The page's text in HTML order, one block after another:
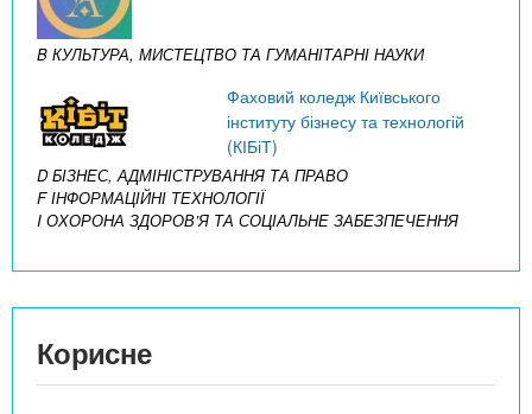
B КУЛЬТУРА, МИСТЕЦТВО ТА ГУМАНІТАРНІ НАУКИ
Фаховий коледж Київського
інституту бізнесу та технологій
(КІБіТ)
D БІЗНЕС, АДМІНІСТРУВАННЯ ТА ПРАВО
F ІНФОРМАЦІЙНІ ТЕХНОЛОГІЇ
I ОХОРОНА ЗДОРОВ’Я ТА СОЦІАЛЬНЕ ЗАБЕЗПЕЧЕННЯ
Корисне